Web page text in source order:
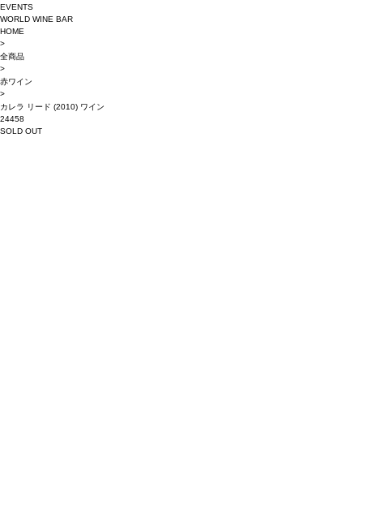
EVENTS
WORLD WINE BAR
HOME
>
全商品
>
赤ワイン
>
カレラ リード (2010) ワイン
24458
SOLD OUT